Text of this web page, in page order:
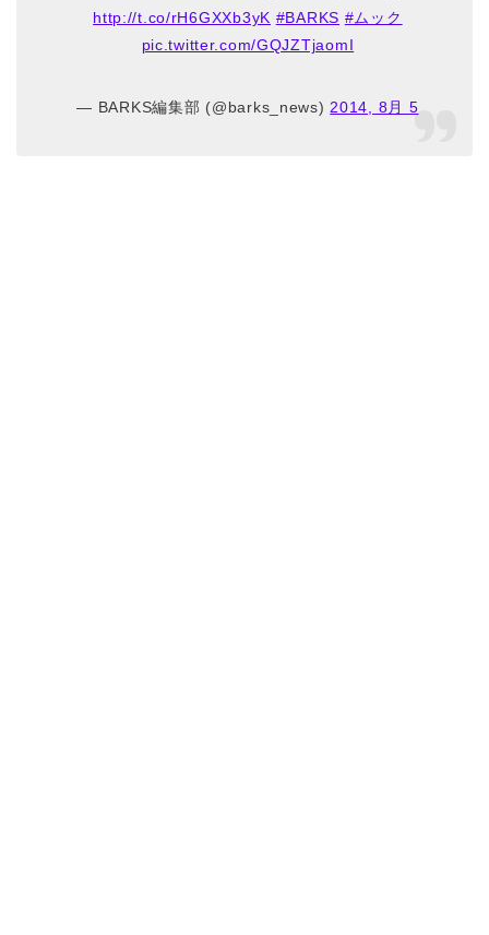
http://t.co/rH6GXXb3yK #BARKS #ムック
pic.twitter.com/GQJZTjaomI
— BARKS編集部 (@barks_news) 2014, 8月 5